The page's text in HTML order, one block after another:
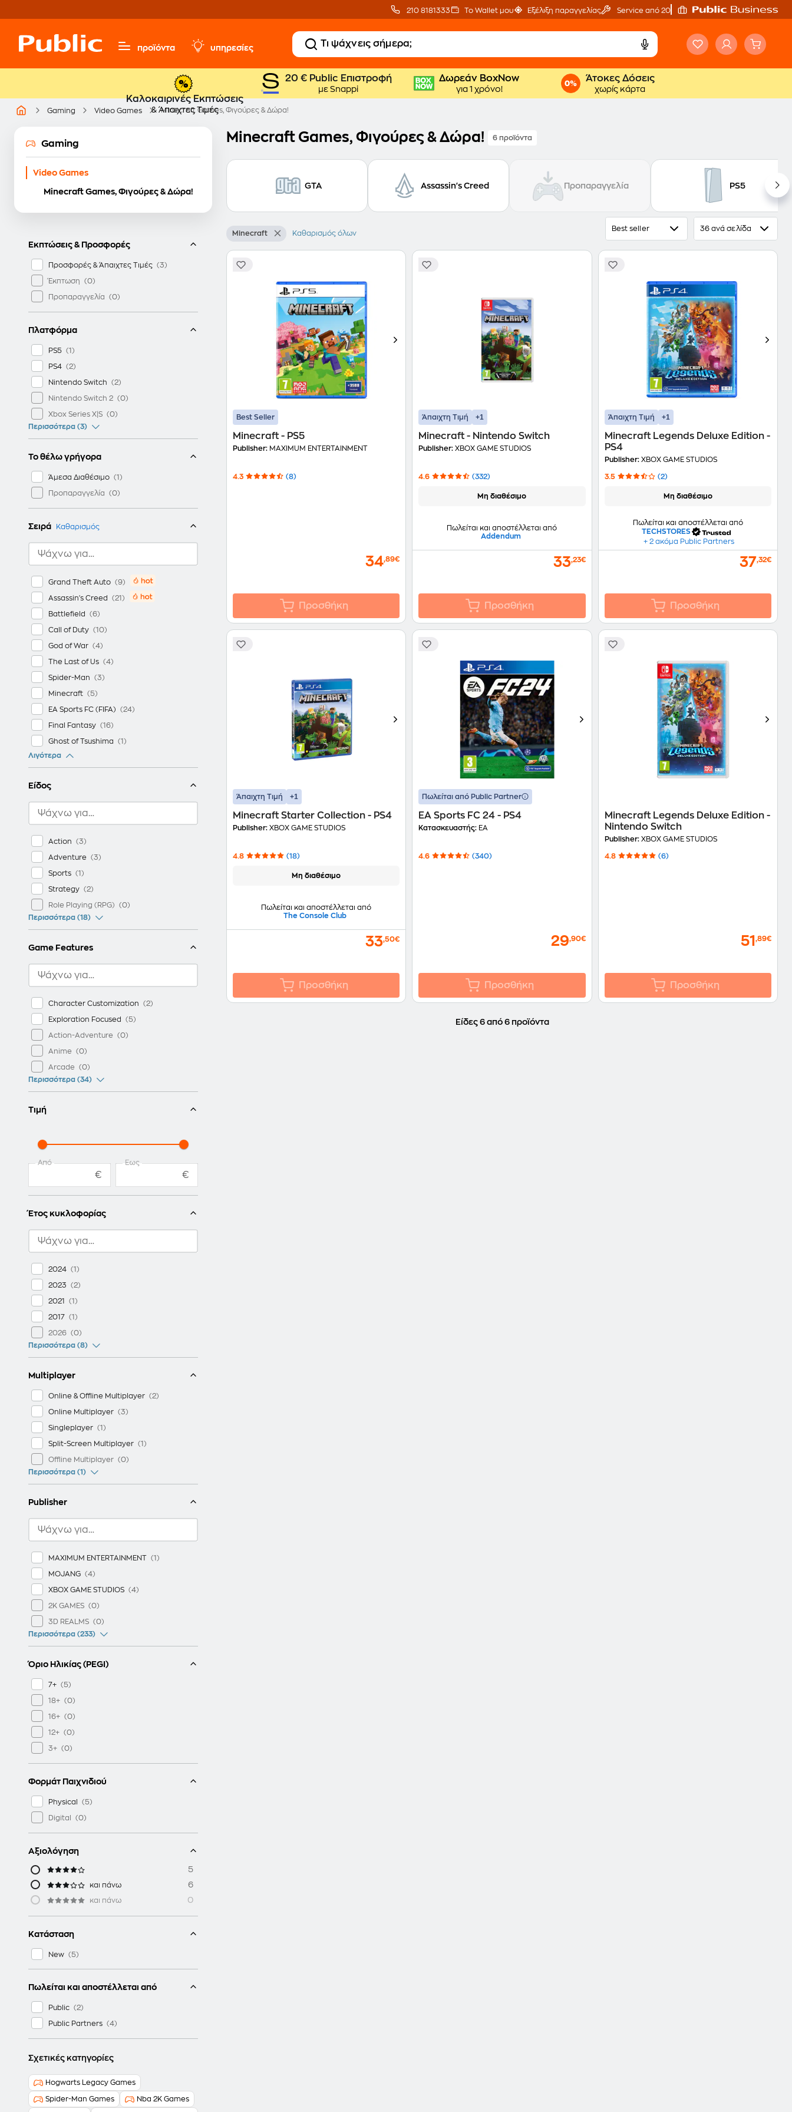
210 8181333 Το Wallet μου Εξέλιξη παραγγελίας Service από 20'
προϊόντα υπηρεσίες
Καλοκαιρινές Εκπτώσεις
& Άπαιχτες Τιμές
20 € Public Επιστροφή
με Snappi
Δωρεάν BoxNow
για 1 χρόνο!
Άτοκες Δόσεις
χωρίς κάρτα
Gaming Video Games Minecraft Games, Φιγούρες & Δώρα!
Gaming
Video Games
Minecraft Games, Φιγούρες & Δώρα!
Εκπτώσεις & Προσφορές
Προσφορές & Άπαιχτες Τιμές
Έκπτωση
Προπαραγγελία
Πλατφόρμα
PS5
PS4
Nintendo Switch
Nintendo Switch 2
Xbox Series X|S
Περισσότερα (3)
Το θέλω γρήγορα
Άμεσα Διαθέσιμο
Προπαραγγελία
Σειρά Καθαρισμός
Grand Theft Auto
Assassin's Creed
Battlefield
Call of Duty
God of War
The Last of Us
Spider-Man
Minecraft
EA Sports FC (FIFA)
Final Fantasy
Ghost of Tsushima
Resident Evil
The Legend of Zelda
Super Mario
Diablo
Need for Speed
Street Fighter
Crash Bandicoot
LEGO
Octopath Traveler
Total War
Λιγότερα
Είδος
Action
Adventure
Sports
Strategy
Role Playing (RPG)
Περισσότερα (18)
Game Features
Character Customization
Exploration Focused
Action-Adventure
Anime
Arcade
Περισσότερα (34)
Τιμή
Από
€
Έως
€
Έτος κυκλοφορίας
2024
2023
2021
2017
2026
Περισσότερα (8)
Multiplayer
Online & Offline Multiplayer
Online Multiplayer
Singleplayer
Split-Screen Multiplayer
Offline Multiplayer
Περισσότερα (1)
Publisher
MAXIMUM ENTERTAINMENT
MOJANG
XBOX GAME STUDIOS
2K GAMES
3D REALMS
Περισσότερα (233)
Όριο Ηλικίας (PEGI)
7+
18+
16+
12+
3+
Φορμάτ Παιχνιδιού
Physical
Digital
Αξιολόγηση
5
και πάνω 6
και πάνω 0
Κατάσταση
New
Πωλείται και αποστέλλεται από
Public
Public Partners
Σχετικές κατηγορίες
Hogwarts Legacy Games
Spider-Man Games Nba 2K Games
Minecraft Games, Φιγούρες & Δώρα! 6 προϊόντα
GTA Assassin's Creed Προπαραγγελία PS5
Minecraft Καθαρισμός όλων
Best seller 36 ανά σελίδα
Best Seller
Minecraft - PS5
Publisher: MAXIMUM ENTERTAINMENT
4.3 (8)
34,89€
Προσθήκη
Άπαιχτη Τιμή +1
Minecraft - Nintendo Switch
Publisher: XBOX GAME STUDIOS
4.6 (332)
Μη διαθέσιμο
Πωλείται και αποστέλλεται από
Addendum
33,23€
Προσθήκη
Άπαιχτη Τιμή +1
Minecraft Legends Deluxe Edition -
PS4
Publisher:XBOX GAME STUDIOS
3.5 (2)
Μη διαθέσιμο
Πωλείται και αποστέλλεται από
TECHSTORES
+ 2 ακόμα Public Partners
37,32€
Προσθήκη
Άπαιχτη Τιμή +1
Minecraft Starter Collection - PS4
Publisher: XBOX GAME STUDIOS
4.8 (18)
Μη διαθέσιμο
Πωλείται και αποστέλλεται από
The Console Club
33,50€
Προσθήκη
Πωλείται από Public Partner
EA Sports FC 24 - PS4
Κατασκευαστής: EA
4.6 (340)
29,90€
Προσθήκη
Minecraft Legends Deluxe Edition -
Nintendo Switch
Publisher:XBOX GAME STUDIOS
4.8 (6)
51 ,89€
Προσθήκη
Είδες 6 από 6 προϊόντα